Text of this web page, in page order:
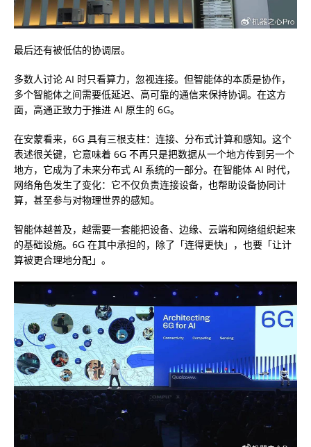
最后还有被低估的协调层。
多数人讨论 AI 时只看算力，忽视连接。但智能体的本质是协作，
多个智能体之间需要低延迟、高可靠的通信来保持协调。在这方
面，高通正致力于推进 AI 原生的 6G。
在安蒙看来，6G 具有三根支柱：连接、分布式计算和感知。这个
表述很关键，它意味着 6G 不再只是把数据从一个地方传到另一个
地方，它成为了未来分布式 AI 系统的一部分。在智能体 AI 时代，
网络角色发生了变化：它不仅负责连接设备，也帮助设备协同计
算，甚至参与对物理世界的感知。
智能体越普及，越需要一套能把设备、边缘、云端和网络组织起来
的基础设施。6G 在其中承担的，除了「连得更快」，也要「让计
算被更合理地分配」。